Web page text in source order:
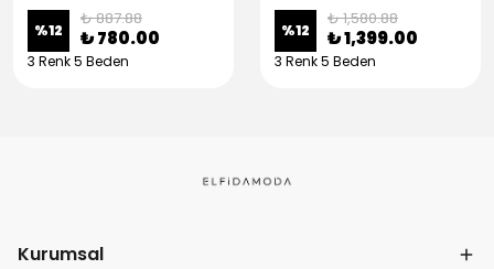
%12
₺ 887.88
₺ 780.00
3 Renk 5 Beden
%12
₺ 1,580.88
₺ 1,399.00
3 Renk 5 Beden
Kurumsal